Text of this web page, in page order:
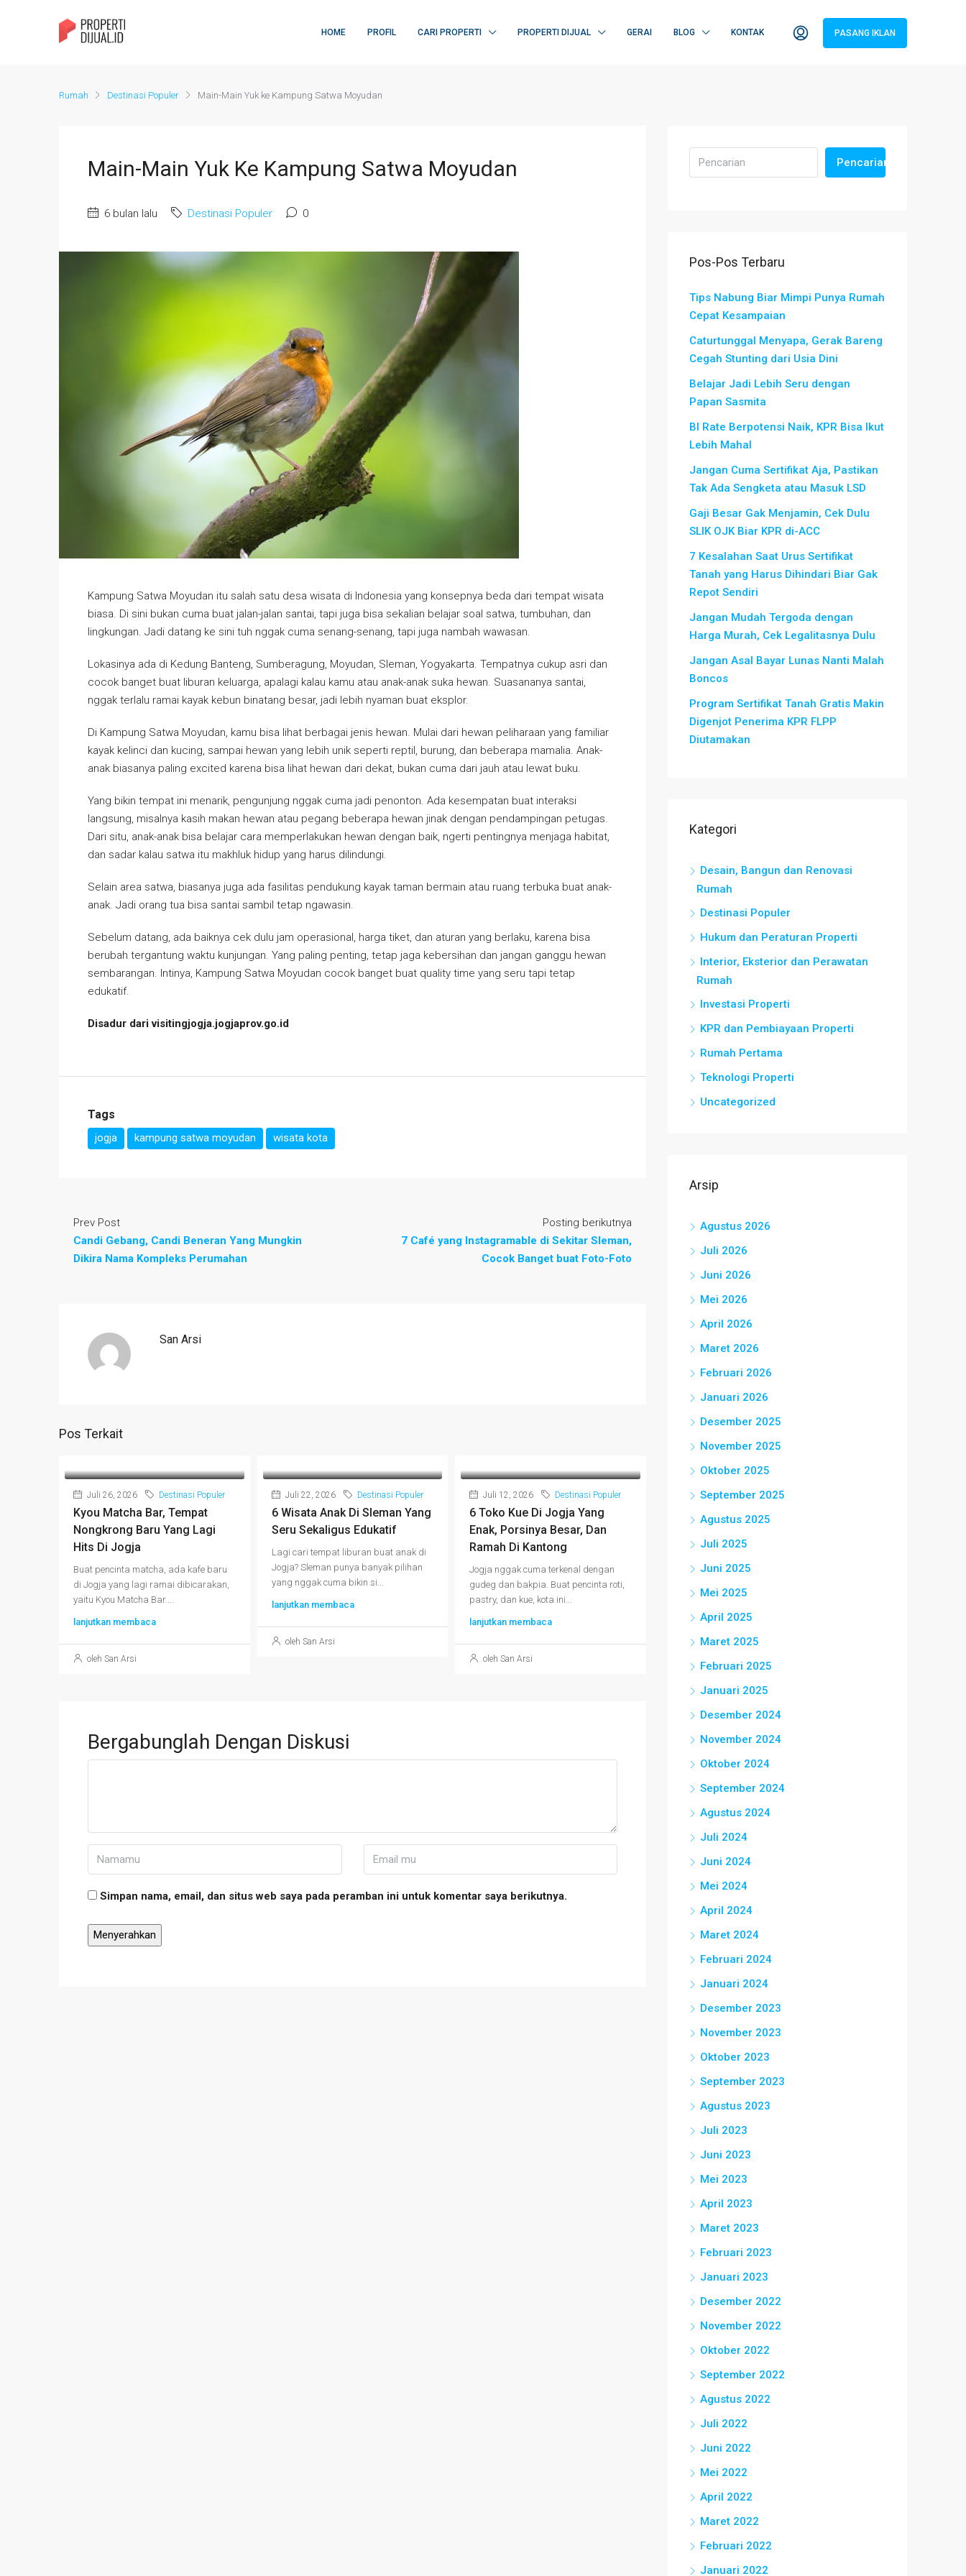
HOME PROFIL CARI PROPERTI PROPERTI DIJUAL GERAI BLOG KONTAK PASANG IKLAN
Rumah Destinasi Populer Main-Main Yuk ke Kampung Satwa Moyudan
Main-Main Yuk Ke Kampung Satwa Moyudan
6 bulan lalu Destinasi Populer 0
Kampung Satwa Moyudan itu salah satu desa wisata di Indonesia yang konsepnya beda dari tempat wisata
biasa. Di sini bukan cuma buat jalan-jalan santai, tapi juga bisa sekalian belajar soal satwa, tumbuhan, dan
lingkungan. Jadi datang ke sini tuh nggak cuma senang-senang, tapi juga nambah wawasan.
Lokasinya ada di Kedung Banteng, Sumberagung, Moyudan, Sleman, Yogyakarta. Tempatnya cukup asri dan
cocok banget buat liburan keluarga, apalagi kalau kamu atau anak-anak suka hewan. Suasananya santai,
nggak terlalu ramai kayak kebun binatang besar, jadi lebih nyaman buat eksplor.
Di Kampung Satwa Moyudan, kamu bisa lihat berbagai jenis hewan. Mulai dari hewan peliharaan yang familiar
kayak kelinci dan kucing, sampai hewan yang lebih unik seperti reptil, burung, dan beberapa mamalia. Anak-
anak biasanya paling excited karena bisa lihat hewan dari dekat, bukan cuma dari jauh atau lewat buku.
Yang bikin tempat ini menarik, pengunjung nggak cuma jadi penonton. Ada kesempatan buat interaksi
langsung, misalnya kasih makan hewan atau pegang beberapa hewan jinak dengan pendampingan petugas.
Dari situ, anak-anak bisa belajar cara memperlakukan hewan dengan baik, ngerti pentingnya menjaga habitat,
dan sadar kalau satwa itu makhluk hidup yang harus dilindungi.
Selain area satwa, biasanya juga ada fasilitas pendukung kayak taman bermain atau ruang terbuka buat anak-
anak. Jadi orang tua bisa santai sambil tetap ngawasin.
Sebelum datang, ada baiknya cek dulu jam operasional, harga tiket, dan aturan yang berlaku, karena bisa
berubah tergantung waktu kunjungan. Yang paling penting, tetap jaga kebersihan dan jangan ganggu hewan
sembarangan. Intinya, Kampung Satwa Moyudan cocok banget buat quality time yang seru tapi tetap
edukatif.
Disadur dari visitingjogja.jogjaprov.go.id
Tags
jogja kampung satwa moyudan wisata kota
Prev Post
Candi Gebang, Candi Beneran Yang Mungkin
Dikira Nama Kompleks Perumahan
Posting berikutnya
7 Café yang Instagramable di Sekitar Sleman,
Cocok Banget buat Foto-Foto
San Arsi
Pos Terkait
Juli 26, 2026 Destinasi Populer
Kyou Matcha Bar, Tempat
Nongkrong Baru Yang Lagi
Hits Di Jogja
Buat pencinta matcha, ada kafe baru
di Jogja yang lagi ramai dibicarakan,
yaitu Kyou Matcha Bar....
lanjutkan membaca
oleh San Arsi
Juli 22, 2026 Destinasi Populer
6 Wisata Anak Di Sleman Yang
Seru Sekaligus Edukatif
Lagi cari tempat liburan buat anak di
Jogja? Sleman punya banyak pilihan
yang nggak cuma bikin si...
lanjutkan membaca
oleh San Arsi
Juli 12, 2026 Destinasi Populer
6 Toko Kue Di Jogja Yang
Enak, Porsinya Besar, Dan
Ramah Di Kantong
Jogja nggak cuma terkenal dengan
gudeg dan bakpia. Buat pencinta roti,
pastry, dan kue, kota ini...
lanjutkan membaca
oleh San Arsi
Bergabunglah Dengan Diskusi
Simpan nama, email, dan situs web saya pada peramban ini untuk komentar saya berikutnya.
Pencarian
Pos-Pos Terbaru
Tips Nabung Biar Mimpi Punya Rumah
Cepat Kesampaian
Caturtunggal Menyapa, Gerak Bareng
Cegah Stunting dari Usia Dini
Belajar Jadi Lebih Seru dengan
Papan Sasmita
BI Rate Berpotensi Naik, KPR Bisa Ikut
Lebih Mahal
Jangan Cuma Sertifikat Aja, Pastikan
Tak Ada Sengketa atau Masuk LSD
Gaji Besar Gak Menjamin, Cek Dulu
SLIK OJK Biar KPR di-ACC
7 Kesalahan Saat Urus Sertifikat
Tanah yang Harus Dihindari Biar Gak
Repot Sendiri
Jangan Mudah Tergoda dengan
Harga Murah, Cek Legalitasnya Dulu
Jangan Asal Bayar Lunas Nanti Malah
Boncos
Program Sertifikat Tanah Gratis Makin
Digenjot Penerima KPR FLPP
Diutamakan
Kategori
Desain, Bangun dan Renovasi
Rumah
Destinasi Populer
Hukum dan Peraturan Properti
Interior, Eksterior dan Perawatan
Rumah
Investasi Properti
KPR dan Pembiayaan Properti
Rumah Pertama
Teknologi Properti
Uncategorized
Arsip
Agustus 2026
Juli 2026
Juni 2026
Mei 2026
April 2026
Maret 2026
Februari 2026
Januari 2026
Desember 2025
November 2025
Oktober 2025
September 2025
Agustus 2025
Juli 2025
Juni 2025
Mei 2025
April 2025
Maret 2025
Februari 2025
Januari 2025
Desember 2024
November 2024
Oktober 2024
September 2024
Agustus 2024
Juli 2024
Juni 2024
Mei 2024
April 2024
Maret 2024
Februari 2024
Januari 2024
Desember 2023
November 2023
Oktober 2023
September 2023
Agustus 2023
Juli 2023
Juni 2023
Mei 2023
April 2023
Maret 2023
Februari 2023
Januari 2023
Desember 2022
November 2022
Oktober 2022
September 2022
Agustus 2022
Juli 2022
Juni 2022
Mei 2022
April 2022
Maret 2022
Februari 2022
Januari 2022